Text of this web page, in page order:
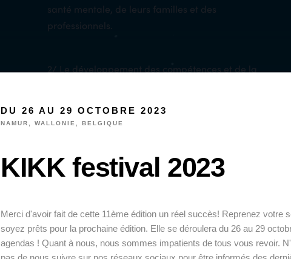
santé mentale, de leurs familles et des
professionnels.
2/ Le développement des compétences et de la
DU 26 AU 29 OCTOBRE 2023
NAMUR, WALLONIE, BELGIQUE
KIKK festival 2023
Merci d'avoir fait de cette 11ème édition un réel succès! Reprenez votre
soyez prêts pour la prochaine édition. Elle se déroulera du 26 au 29
agendas ! Quant à nous, nous sommes impatients de tous vous revoir.
pas de nous suivre sur nos réseaux sociaux pour être informés des